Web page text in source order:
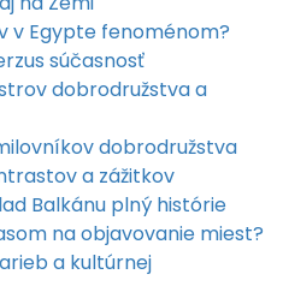
v Egypte fenoménom?
súčasnosť
dobrodružstva a
dobrodružstva
a zážitkov
Balkánu plný histórie
na objavovanie miest?
a kultúrnej